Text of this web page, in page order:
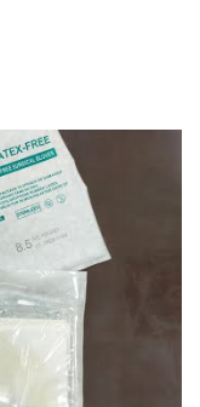
袋包装用熱成形機